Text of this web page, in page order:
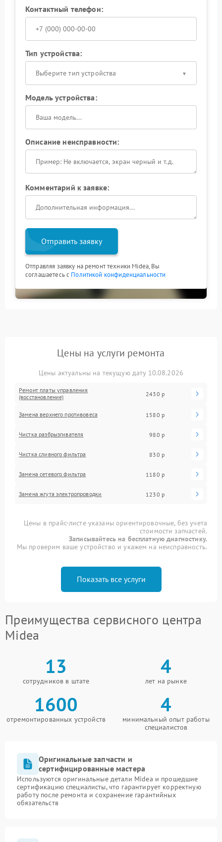
Контактный телефон:
Тип устройства:
Выберите тип устройства
Модель устройства:
Описание неисправности:
Комментарий к заявке:
Отправить заявку
Отправляя заявку на ремонт техники Midea, Вы
соглашаетесь с Политикой конфиденциальности
Цены на услуги ремонта
Цены актуальны на текущую дату 10.08.2026
Ремонт платы управления
(восстановление)
2430 р
Замена верхнего противовеса 1580 р
Чистка разбрызгивателя 980 р
Чистка сливного фильтра 830 р
Замена сетевого фильтра 1180 р
Замена жгута электропроводки 1230 р
Цены в прайс-листе указаны ориентировочные, без учета
стоимости запчастей.
Записывайтесь на бесплатную диагностику.
Мы проверим ваше устройство и укажем на неисправность.
Показать все услуги
Преимущества сервисного центра
Midea
13
сотрудников в штате
4
лет на рынке
1600
отремонтированных устройств
4
минимальный опыт работы
специалистов
Оригинальные запчасти и
сертифицированные мастера
Используются оригинальные детали Midea и прошедшие
сертификацию специалисты, что гарантирует корректную
работу после ремонта и сохранение гарантийных
обязательств